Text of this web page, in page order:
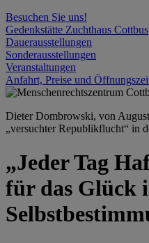
Besuchen Sie uns!
Gedenkstätte Zuchthaus Cottbus
Dauerausstellungen
Sonderausstellungen
Veranstaltungen
Anfahrt, Preise und
Dieter Dombrowski, von
„versuchter Republikflucht“ in
„Jeder Tag
für das Glück